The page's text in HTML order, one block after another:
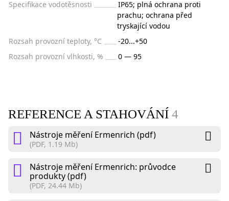
Specifikace vodotěsnosti
IP65; plná ochrana proti
prachu; ochrana před
tryskající vodou
Rozsah provozní teploty, °C
-20...+50
Rozsah provozní vlhkosti, %
0 — 95
REFERENCE A STAHOVÁNÍ 4
Nástroje měření Ermenrich (pdf)
(PDF, 1.19 Mb)
Nástroje měření Ermenrich: průvodce
produkty (pdf)
(PDF, 24.44 Mb)